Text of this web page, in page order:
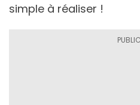
simple à réaliser !